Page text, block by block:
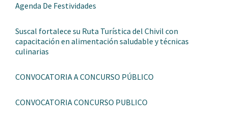
Agenda De Festividades
Suscal fortalece su Ruta Turística del Chivil con
capacitación en alimentación saludable y técnicas
culinarias
CONVOCATORIA A CONCURSO PÚBLICO
CONVOCATORIA CONCURSO PUBLICO